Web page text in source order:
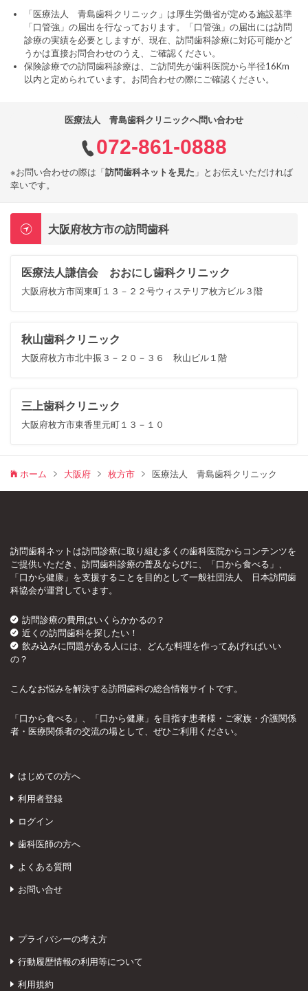
「医療法人 青島歯科クリニック」は厚生労働省が定める施設基準
「口管強」の届出を行なっております。「口管強」の届出には訪問
診療の実績を必要としますが、現在、訪問歯科診療に対応可能かど
うかは直接お問合わせのうえ、ご確認ください。
保険診療での訪問歯科診療は、ご訪問先が歯科医院から半径16Km
以内と定められています。お問合わせの際にご確認ください。
医療法人 青島歯科クリニックへ問い合わせ
072-861-0888
※お問い合わせの際は「訪問歯科ネットを見た 」とお伝えいただければ
幸いです。
大阪府枚方市の訪問歯科
医療法人謙信会 おおにし歯科クリニック
大阪府枚方市岡東町１３－２２号ウィステリア枚方ビル３階
秋山歯科クリニック
大阪府枚方市北中振３－２０－３６ 秋山ビル１階
三上歯科クリニック
大阪府枚方市東香里元町１３－１０
ホーム 大阪府 枚方市 医療法人 青島歯科クリニック
訪問歯科ネットは訪問診療に取り組む多くの歯科医院からコンテンツを
ご提供いただき、訪問歯科診療の普及ならびに、「口から食べる」、
「口から健康」を支援することを目的として一般社団法人 日本訪問歯
科協会が運営しています。
訪問診療の費用はいくらかかるの？
近くの訪問歯科を探したい！
飲み込みに問題がある人には、どんな料理を作ってあげればいい
の？
こんなお悩みを解決する訪問歯科の総合情報サイトです。
「口から食べる」、「口から健康」を目指す患者様・ご家族・介護関係
者・医療関係者の交流の場として、ぜひご利用ください。
はじめての方へ
利用者登録
ログイン
歯科医師の方へ
よくある質問
お問い合せ
プライバシーの考え方
行動履歴情報の利用等について
利用規約